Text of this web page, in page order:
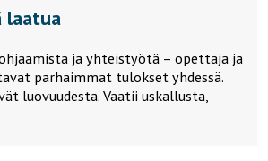
laatua
ja yhteistyötä – opettaja ja
parhaimmat tulokset yhdessä.
luovuudesta. Vaatii uskallusta,